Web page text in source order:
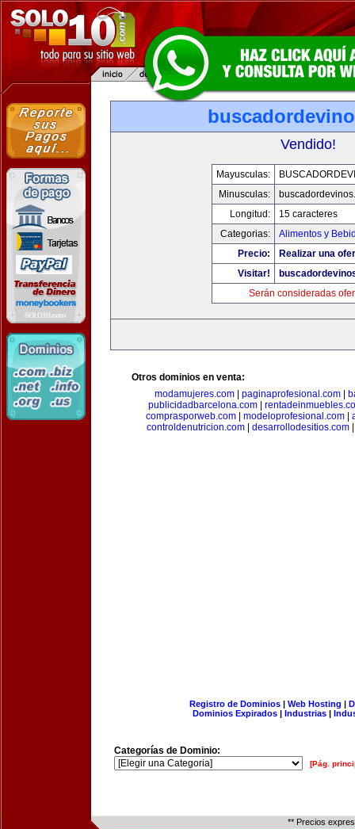
Vendido!
Mayusculas:
Minusculas:
Longitud:
15 caracteres
Categorias:
Alimentos y
Precio:
Realizar una
Visitar!
Serán consideradas
Otros dominios en venta:
modamujeres.com
paginaprofesional.com
publicidadbarcelona.com
comprasporweb.com| modeloprofesional.com|
controldenutricion.com
desarrollodesitios.com
Registro de Dominios| Web Hosting |
Dominios Expirados | Industrias |
Categorías de Dominio:
[Pág.
** Precios